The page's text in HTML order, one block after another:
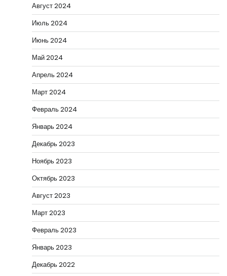
Август 2024
Июль 2024
Июнь 2024
Май 2024
Апрель 2024
Март 2024
Февраль 2024
Январь 2024
Декабрь 2023
Ноябрь 2023
Октябрь 2023
Август 2023
Март 2023
Февраль 2023
Январь 2023
Декабрь 2022